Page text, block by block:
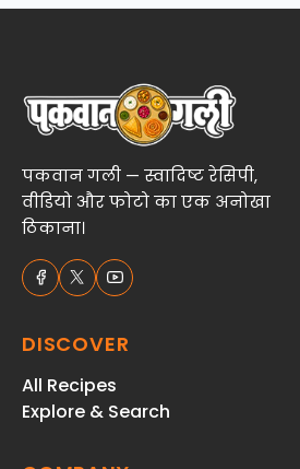
पकवान गली — स्वादिष्ट रेसिपी,
वीडियो और फोटो का एक अनोखा
ठिकाना।
DISCOVER
All Recipes
Explore & Search